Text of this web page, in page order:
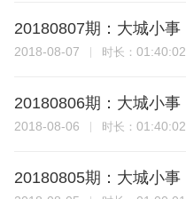
20180807期：大城小事
2018-08-07 时长： 01:40:02
20180806期：大城小事
2018-08-06 时长： 01:40:02
20180805期：大城小事